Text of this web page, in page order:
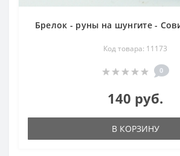
Брелок - руны на шунгите -
Код товара: 11173
0
140 руб.
В КОРЗИНУ